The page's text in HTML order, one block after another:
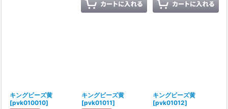
キングビーズ黄
[pvk010010]
キングビーズ黄
[pvk01011]
キングビーズ黄
[pvk01012]